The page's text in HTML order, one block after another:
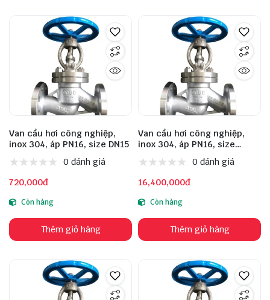
Van cầu hơi công nghiệp,
inox 304, áp PN16, size DN15
0 đánh giá
720,000đ
Còn hàng
Thêm giỏ hàng
Van cầu hơi công nghiệp,
inox 304, áp PN16, size
0 đánh giá
16,400,000đ
Còn hàng
Thêm giỏ hàng